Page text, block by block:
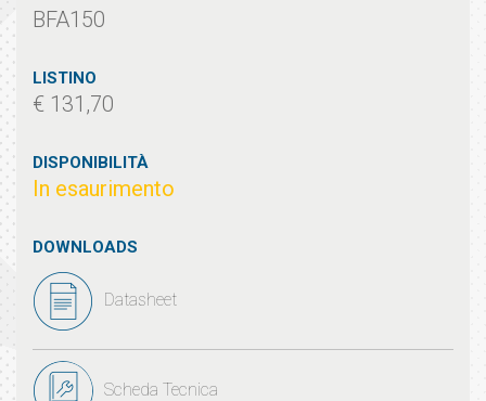
BFA150
LISTINO
€ 131,70
DISPONIBILITÀ
In esaurimento
DOWNLOADS
Datasheet
Scheda Tecnica